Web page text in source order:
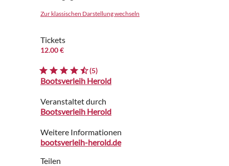
Zur klassischen Darstellung wechseln
Tickets
12.00 €
(5)
Bootsverleih Herold
Veranstaltet durch
Bootsverleih Herold
Weitere Informationen
bootsverleih-herold.de
Teilen